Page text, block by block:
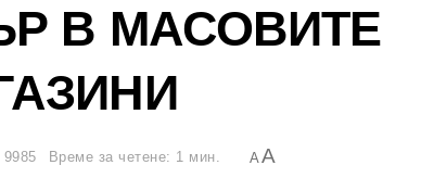
В МАСОВИТЕ
9985 Време за четене: 1 мин. AA